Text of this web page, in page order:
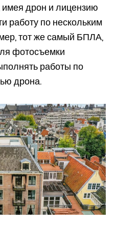
имея дрон и лицензию
работу по нескольким
тот же самый БПЛА,
фотосъемки
работы по
дрона.